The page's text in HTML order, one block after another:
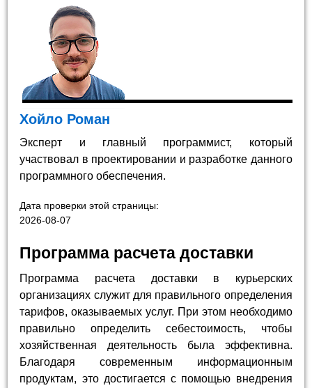
Хойло Роман
Эксперт и главный программист, который
участвовал в проектировании и разработке данного
программного обеспечения.
Дата проверки этой страницы:
2026-08-07
Программа расчета доставки
Программа расчета доставки в курьерских
организациях служит для правильного определения
тарифов, оказываемых услуг. При этом необходимо
правильно определить себестоимость, чтобы
хозяйственная деятельность была эффективна.
Благодаря современным информационным
продуктам, это достигается с помощью внедрения